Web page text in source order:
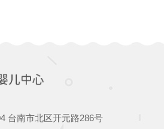
台南市北区开元路286号